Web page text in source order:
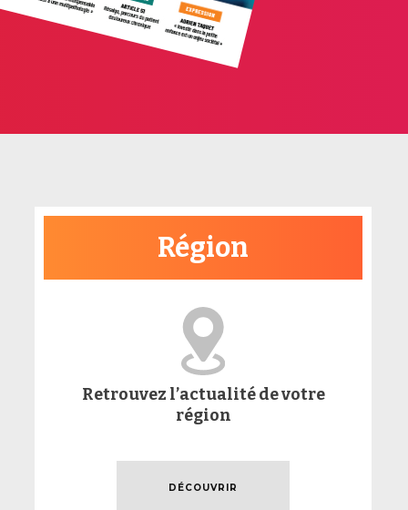
Région
Retrouvez l’actualité de votre
région
DÉCOUVRIR